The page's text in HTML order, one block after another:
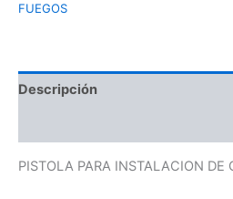
FUEGOS
Descripción
PISTOLA PARA INSTALACION DE